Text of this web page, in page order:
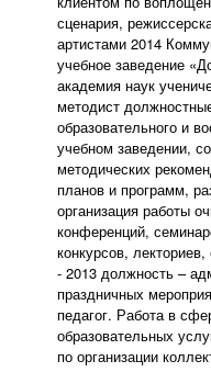
сценария,
артистами 2014
учебное заведение
академия наук
методист
образовательного и
учебном заведении,
методических
планов и программ,
организация работы
конференций,
конкурсов,
- 2013 должность –
праздничных
педагог. Работа в
образовательных
по организации